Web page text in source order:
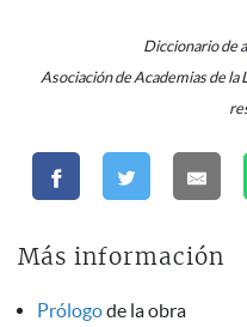
Diccionario de
Asociación de Academias de la
Más información
Prólogode la obra